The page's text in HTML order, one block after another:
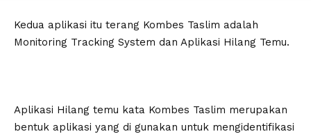
Kedua aplikasi itu terang Kombes Taslim adalah
Monitoring Tracking System dan Aplikasi Hilang Temu.
Aplikasi Hilang temu kata Kombes Taslim merupakan
bentuk aplikasi yang di gunakan untuk mengidentifikasi